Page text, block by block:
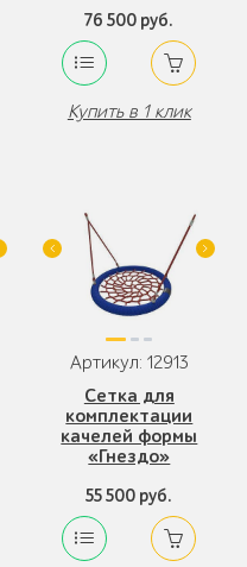
76 500 руб.
Купить в 1 клик
Артикул: 12913
Сетка для
комплектации
качелей формы
«Гнездо»
55 500 руб.